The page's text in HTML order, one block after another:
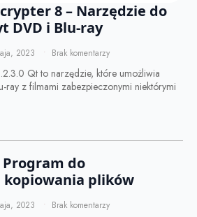
8 – Narzędzie do
DVD i Blu-ray
2023 Brak komentarzy
Qt to narzędzie, które umożliwia
ray z filmami zabezpieczonymi niektórymi
Program do
kopiowania plików
2023 Brak komentarzy